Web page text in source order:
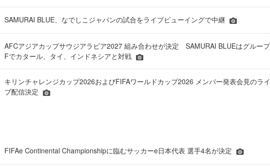
SAMURAI BLUE、なでしこジャパンの試合をライブビューイングで中継
AFCアジアカップサウジアラビア2027 組み合わせが決定 SAMURAI BLUEはグループ
Fでカタール、タイ、インドネシアと対戦
キリンチャレンジカップ2026およびFIFAワールドカップ2026 メンバー発表会見のライ
ブ配信決定
FIFAe Continental Championshipに臨むサッカーe日本代表 選手4名が決定